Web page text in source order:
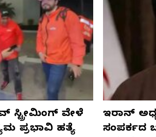
ಸ್ಟ್ರೀಮಿಂಗ್ ವೇಳೆ
ಪ್ರಭಾವಿ ಹತ್ಯೆ
ಇರಾನ್
ಸಂಪರ್ಕದ